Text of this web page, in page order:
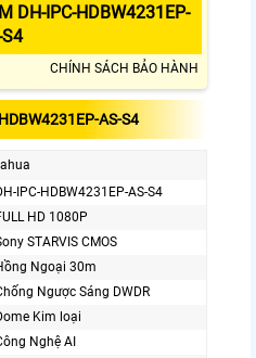
DH-IPC-HDBW4231EP-
CHÍNH SÁCH BẢO HÀNH
AS-S4
IPC-HDBW4231EP-AS-S4
HD 1080P
STARVIS CMOS
Ngoại 30m
Ngược Sáng DWDR
Kim loại
Nghệ AI